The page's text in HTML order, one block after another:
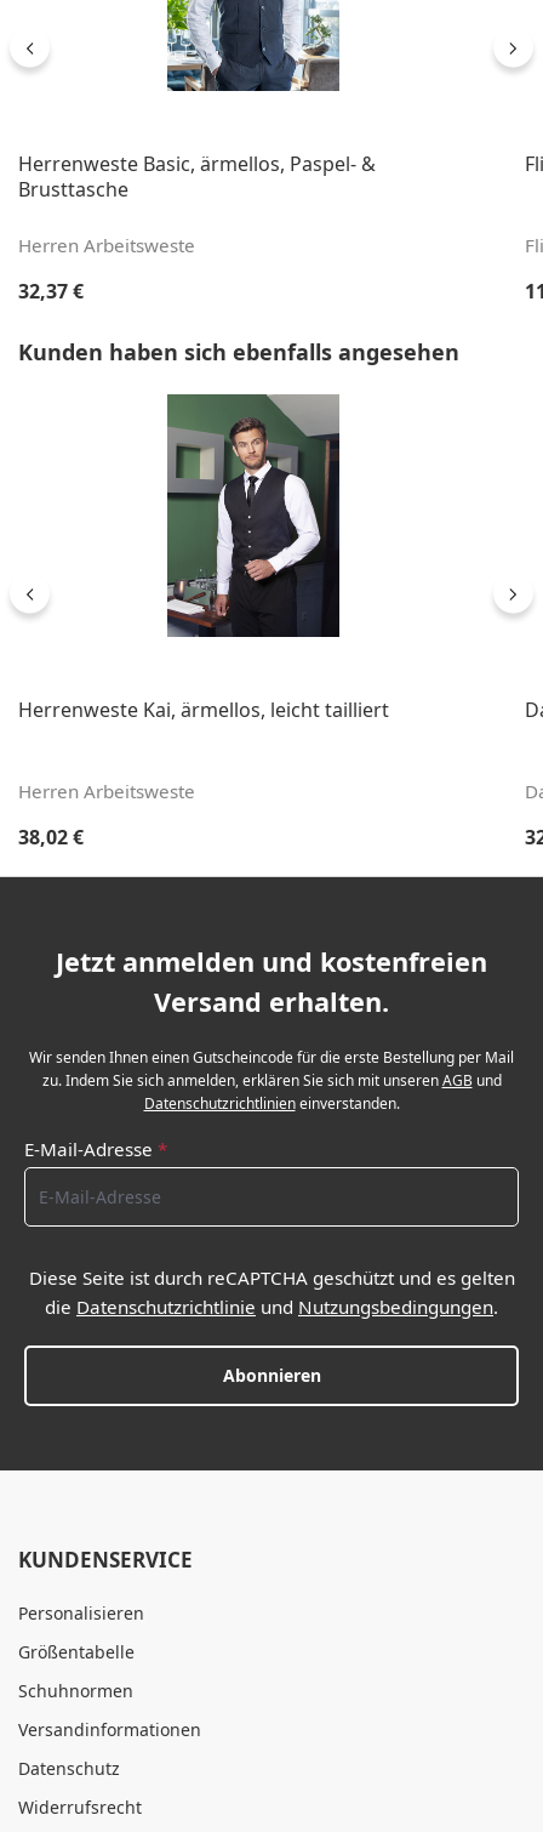
Herrenweste Basic, ärmellos, Paspel- &
Brusttasche
Herren Arbeitsweste
Regulärer Preis:
32,37 €
Produktgalerie überspringen
Kunden haben sich ebenfalls angesehen
Herrenweste Kai, ärmellos, leicht tailliert
Herren Arbeitsweste
Regulärer Preis:
38,02 €
Jetzt anmelden und kostenfreien
Versand erhalten.
Wir senden Ihnen einen Gutscheincode für die erste Bestellung per Mail
zu. Indem Sie sich anmelden, erklären Sie sich mit unserenAGBund
Datenschutzrichtlinieneinverstanden.
E-Mail-Adresse *
Diese Seite ist durch reCAPTCHA geschützt und es gelten
die Datenschutzrichtlinie und Nutzungsbedingungen.
Abonnieren
KUNDENSERVICE
Personalisieren
Größentabelle
Schuhnormen
Versandinformationen
Datenschutz
Widerrufsrecht